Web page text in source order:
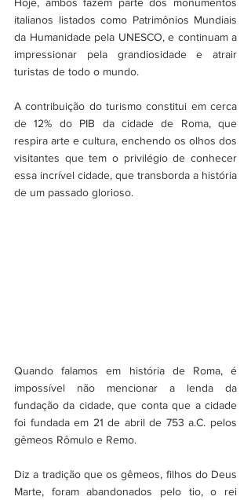
italianos listados como Patrimônios Mundiais
da Humanidade pela UNESCO, e continuam a
impressionar pela grandiosidade e atrair
turistas de todo o mundo.
A contribuição do turismo constitui em cerca
de 12% do PIB da cidade de Roma, que
respira arte e cultura, enchendo os olhos dos
visitantes que tem o privilégio de conhecer
essa incrível cidade, que transborda a história
de um passado glorioso.
Quando falamos em história de Roma, é
impossível não mencionar a lenda da
fundação da cidade, que conta que a cidade
foi fundada em 21 de abril de 753 a.C. pelos
gêmeos Rômulo e Remo.
Diz a tradição que os gêmeos, filhos do Deus
Marte, foram abandonados pelo tio, o rei